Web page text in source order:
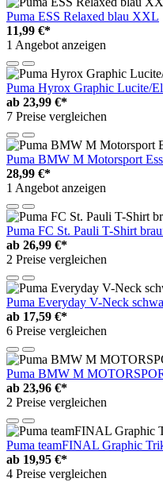
Puma ESS Relaxed blau XXL
11,99 €*
1 Angebot anzeigen
Puma Hyrox Graphic Lucite/
ab 23,99 €*
7 Preise vergleichen
Puma BMW M Motorsport
28,99 €*
1 Angebot anzeigen
Puma FC St. Pauli T-Shirt
ab 26,99 €*
2 Preise vergleichen
Puma Everyday V-Neck
ab 17,59 €*
6 Preise vergleichen
Puma BMW M
ab 23,96 €*
2 Preise vergleichen
Puma teamFINAL Graphic
ab 19,95 €*
4 Preise vergleichen